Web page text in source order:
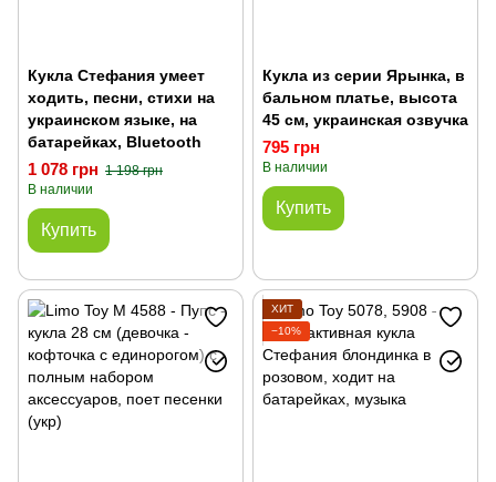
Кукла Стефания умеет
ходить, песни, стихи на
украинском языке, на
батарейках, Bluetooth
1 078 грн 1 198 грн
В наличии
Купить
Кукла из серии Ярынка, в
бальном платье, высота
45 см, украинская озвучка
795 грн
В наличии
Купить
ХИТ
−10%